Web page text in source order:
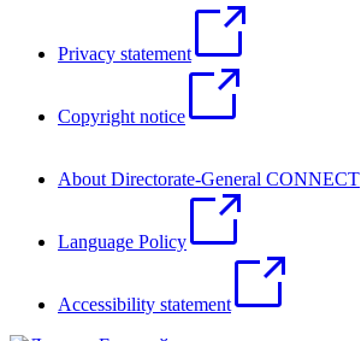
Privacy statement
Copyright notice
About Directorate-General CONNECT
Language Policy
Accessibility statement